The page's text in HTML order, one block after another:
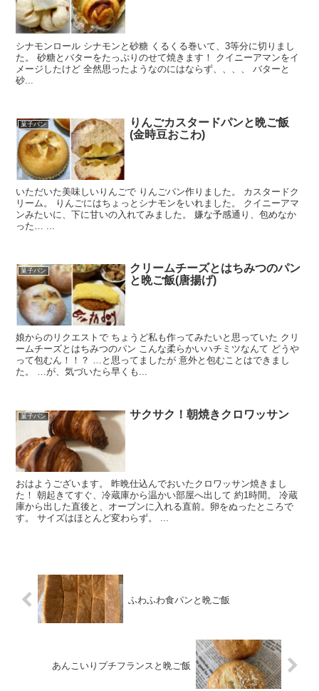
シナモンロール シナモンと砂糖 くるくる巻いて、3等分に切りまし
た。 砂糖とバターをたっぷりのせて焼きます！ クイニーアマンをイ
メージしたけど 全然思ったようなのにはならず、、、、 バターと
砂...
菓子パン
りんごカスタードパンと晩ご飯
(金時豆おこわ)
いただいた美味しいりんごで りんごパン作りました。 カスタードク
リーム。 りんごにはちょっとシナモンをいれました。 クイニーアマ
ンみたいに、下に甘いの入れてみました。 嫌な予感通り、包めなか
った… ...
菓子パン
クリームチーズとはちみつのパン
と晩ご飯(唐揚げ)
娘からのリクエストで ちょうど私も作ってみたいと思っていた クリ
ームチーズとはちみつのパン こんな柔らかいハチミツなんて どうや
って包むん！！？ …と思ってましたが 意外と包むことはできまし
た。 …が、気づいたら早くも...
菓子パン サクサク！朝焼きクロワッサン
おはようございます。 昨晩仕込んでおいたクロワッサン焼きまし
た！ 朝起きてすぐ、冷蔵庫から温かい部屋へ出して 約1時間。 冷蔵
庫から出した直後と、オーブンに入れる直前。卵をぬったところで
す。 サイズはほとんど変わらず。 ...
ふわふわ食パンと晩ご飯
あんこいりプチフランスと晩ご飯